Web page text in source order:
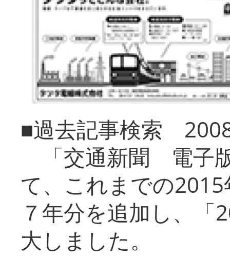
■過去記事検索
「交通新聞 電子
て、これまでの
７年分を追加し、「
大しまし